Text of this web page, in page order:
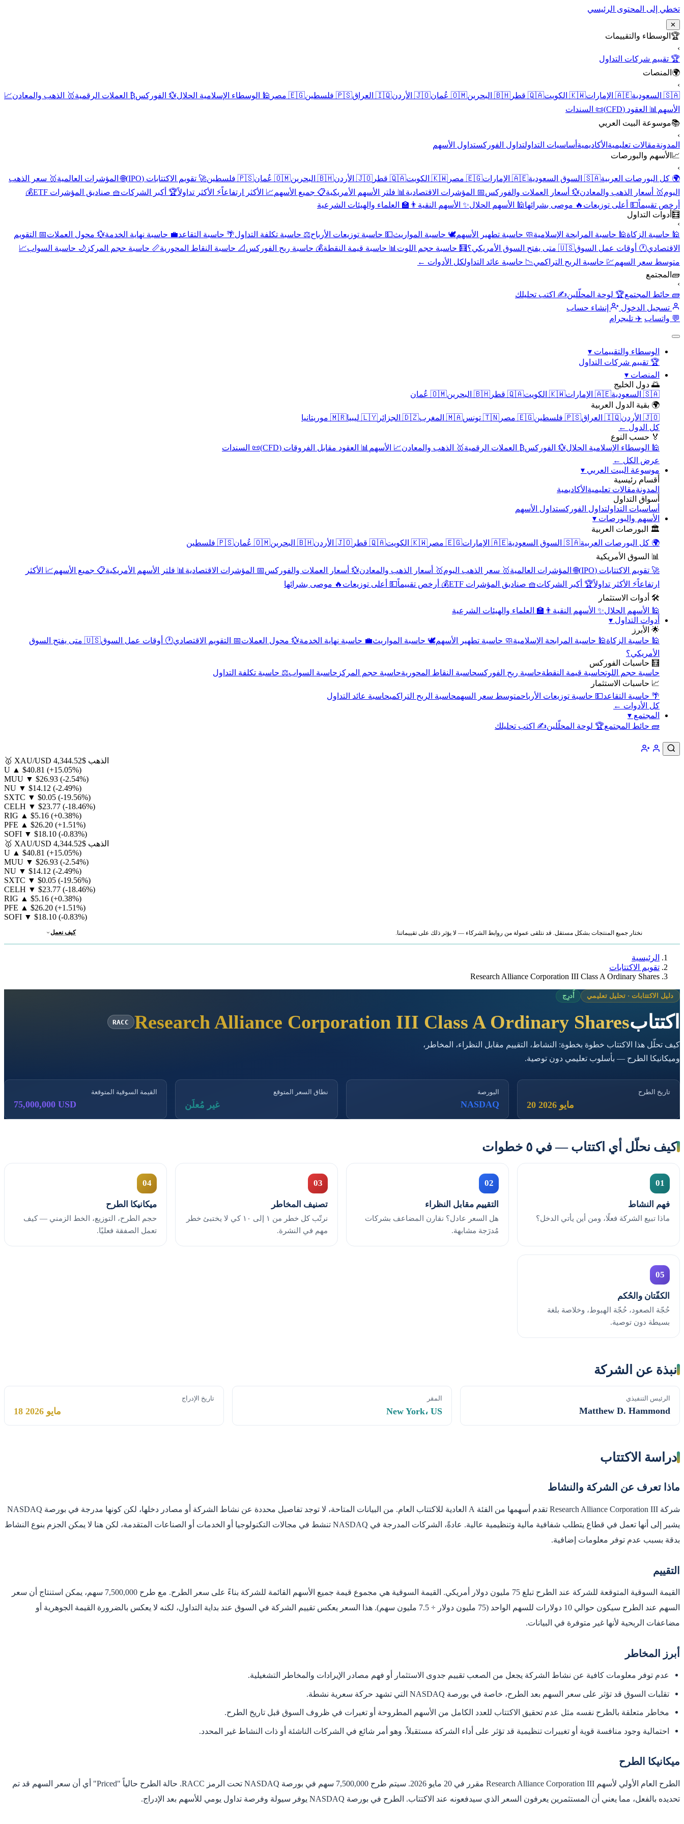
تخطي إلى المحتوى الرئيسي
✕
🏆 الوسطاء والتقييمات
›
🏆 تقييم شركات التداول
🌍 المنصات
›
🇸🇦 السعودية
🇦🇪 الإمارات 🇰🇼 الكويت 🇶🇦 قطر 🇧🇭 البحرين 🇴🇲 عُمان 🇯🇴 الأردن 🇮🇶 العراق 🇵🇸 فلسطين 🇪🇬 مصر 🕌 الوسطاء الإسلامية الحلال💱 الفوركس₿ العملات الرقمية🥇 الذهب والمعادن📈
الأسهم 📊 العقود (CFD)
📜 السندات
📚موسوعة البيت العربي
›
المدونةمقالات تعليمية الأكاديمية أساسيات التداولتداول الفوركستداول الأسهم
📈 الأسهم والبورصات
›
🌍 كل البورصات العربية🇸🇦 السوق السعودية 🇦🇪 الإمارات 🇪🇬 مصر 🇰🇼 الكويت 🇶🇦 قطر 🇯🇴 الأردن 🇧🇭 البحرين 🇴🇲 عُمان 🇵🇸 فلسطين 🚀 تقويم الاكتتابات (IPO) 🌐 المؤشرات العالمية🥇 سعر الذهب
اليوم🥇 أسعار الذهب والمعادن💱 أسعار العملات والفوركس📅 المؤشرات الاقتصادية 📊 فلتر الأسهم الأمريكية📋 جميع الأسهم📈 الأكثر ارتفاعاً⚡ الأكثر تداولاً🏆 أكبر الشركات🧺 صناديق المؤشرات ETF
💰
أرخص تقييماً💵 أعلى توزيعات 🔥 موصى بشرائها🕌 الأسهم الحلال✨ الأسهم النقية 👨‍🏫 العلماء والهيئات الشرعية
🧮 أدوات التداول
›
🕌 حاسبة الزكاة🕌 حاسبة المرابحة الإسلامية🧼 حاسبة تطهير الأسهم🕊️ حاسبة المواريث💵 حاسبة توزيعات الأرباح⚖️ حاسبة تكلفة التداول🌴 حاسبة التقاعد💼 حاسبة نهاية الخدمة💱 محول العملات📅 التقويم
الاقتصادي🕐 أوقات عمل السوق🇺🇸 متى يفتح السوق الأمريكي؟ 🧮 حاسبة حجم اللوت 📊 حاسبة قيمة النقطة💰 حاسبة ربح الفوركس 📐 حاسبة النقاط المحورية📏 حاسبة حجم المركز 🌙 حاسبة السواب📈
متوسط سعر السهم💹 حاسبة الربح التراكمي📉 حاسبة عائد التداولكل الأدوات ←
🧱 المجتمع
›
🧱 حائط المجتمع🏆 لوحة المحلّلين✍️ اكتب تحليلك
تسجيل الدخول
إنشاء حساب
💬 واتساب ✈️ تليجرام
الوسطاء والتقييمات ▾
🏆 تقييم شركات التداول
المنصات ▾
🌅 دول الخليج
🇸🇦 السعودية
🇦🇪 الإمارات 🇰🇼 الكويت 🇶🇦 قطر 🇧🇭 البحرين
🇴🇲 عُمان
🌍 بقية الدول العربية
🇯🇴 الأردن
🇮🇶 العراق 🇵🇸 فلسطين 🇪🇬 مصر 🇹🇳 تونس 🇲🇦 المغرب 🇩🇿 الجزائر 🇱🇾 ليبيا
🇲🇷 موريتانيا
كل الدول ←
🏅 حسب النوع
🕌 الوسطاء الإسلامية الحلال💱 الفوركس₿ العملات الرقمية🥇 الذهب والمعادن📈 الأسهم 📊 العقود مقابل الفروقات (CFD)
📜 السندات
عرض الكل ←
موسوعة البيت العربي ▾
أقسام رئيسية
المدونةمقالات تعليمية الأكاديمية
أسواق التداول
أساسيات التداولتداول الفوركستداول الأسهم
الأسهم والبورصات ▾
🏛️ البورصات العربية
🌍 كل البورصات العربية🇸🇦 السوق السعودية 🇦🇪 الإمارات 🇪🇬 مصر 🇰🇼 الكويت 🇶🇦 قطر 🇯🇴 الأردن 🇧🇭 البحرين 🇴🇲 عُمان
🇵🇸 فلسطين
📊 السوق الأمريكية
🚀 تقويم الاكتتابات (IPO)
🌐 المؤشرات العالمية🥇 سعر الذهب اليوم🥇 أسعار الذهب والمعادن💱 أسعار العملات والفوركس📅 المؤشرات الاقتصادية 📊 فلتر الأسهم الأمريكية📋 جميع الأسهم📈 الأكثر
ارتفاعاً⚡ الأكثر تداولاً🏆 أكبر الشركات🧺 صناديق المؤشرات ETF 💰 أرخص تقييماً💵 أعلى توزيعات 🔥 موصى بشرائها
🛠️ أدوات الاستثمار
🕌 الأسهم الحلال✨ الأسهم النقية 👨‍🏫 العلماء والهيئات الشرعية
أدوات التداول ▾
🌟 الأبرز
🕌 حاسبة الزكاة🕌 حاسبة المرابحة الإسلامية🧼 حاسبة تطهير الأسهم🕊️ حاسبة المواريث💼 حاسبة نهاية الخدمة💱 محول العملات📅 التقويم الاقتصادي🕐 أوقات عمل السوق
🇺🇸 متى يفتح السوق
الأمريكي؟
🧮 حاسبات الفوركس
حاسبة حجم اللوتحاسبة قيمة النقطةحاسبة ربح الفوركسحاسبة النقاط المحوريةحاسبة حجم المركز حاسبة السواب⚖️ حاسبة تكلفة التداول
📈 حاسبات الاستثمار
🌴 حاسبة التقاعد💵 حاسبة توزيعات الأرباحمتوسط سعر السهمحاسبة الربح التراكميحاسبة عائد التداول
كل الأدوات ←
المجتمع ▾
🧱 حائط المجتمع🏆 لوحة المحلّلين✍️ اكتب تحليلك
🥇 XAU/USD الذهب $4,344.52
U ▲ $40.81 (+15.05%)
MUU ▼ $26.93 (-2.54%)
NU ▼ $14.12 (-2.49%)
SXTC ▼ $0.05 (-19.56%)
CELH ▼ $23.77 (-18.46%)
RIG ▲ $5.16 (+0.38%)
PFE ▲ $26.20 (+1.51%)
SOFI ▼ $18.10 (-0.83%)
🥇 XAU/USD الذهب $4,344.52
U ▲ $40.81 (+15.05%)
MUU ▼ $26.93 (-2.54%)
NU ▼ $14.12 (-2.49%)
SXTC ▼ $0.05 (-19.56%)
CELH ▼ $23.77 (-18.46%)
RIG ▲ $5.16 (+0.38%)
PFE ▲ $26.20 (+1.51%)
SOFI ▼ $18.10 (-0.83%)
نختار جميع المنتجات بشكل مستقل. قد نتلقى عمولة من روابط الشركاء — لا يؤثر ذلك على تقييماتنا. كيف نعمل
الرئيسية
تقويم الاكتتابات
Research Alliance Corporation III Class A Ordinary Shares
دليل الاكتتابات · تحليل تعليمي أُدرِج
اكتتابResearch Alliance Corporation III Class A Ordinary Shares
RACC
كيف تحلّل هذا الاكتتاب خطوة بخطوة: النشاط، التقييم مقابل النظراء، المخاطر،
وميكانيكا الطرح — بأسلوب تعليمي دون توصية.
تاريخ الطرح
20 مايو 2026
البورصة
NASDAQ
نطاق السعر المتوقع
غير مُعلَن
القيمة السوقية المتوقعة
75,000,000 USD
كيف نحلّل أي اكتتاب — في ٥ خطوات
01
فهم النشاط
ماذا تبيع الشركة فعلًا، ومن أين يأتي الدخل؟
02
التقييم مقابل النظراء
هل السعر عادل؟ نقارن المضاعف بشركات
مُدرَجة مشابهة.
03
تصنيف المخاطر
نرتّب كل خطر من ١ إلى ١٠ كي لا يختبئ خطر
مهم في النشرة.
04
ميكانيكا الطرح
حجم الطرح، التوزيع، الخط الزمني — كيف
تعمل الصفقة فعليًا.
05
الكفّتان والحُكم
حُجّة الصعود، حُجّة الهبوط، وخلاصة بلغة
بسيطة دون توصية.
نبذة عن الشركة
الرئيس التنفيذي
Matthew D. Hammond
المقر
New York، US
تاريخ الإدراج
18 مايو 2026
دراسة الاكتتاب
ماذا تعرف عن الشركة والنشاط
شركة Research Alliance Corporation III تقدم أسهمها من الفئة A العادية للاكتتاب العام. من البيانات المتاحة، لا توجد تفاصيل محددة عن نشاط الشركة أو مصادر دخلها، لكن كونها مدرجة في بورصة NASDAQ
يشير إلى أنها تعمل في قطاع يتطلب شفافية مالية وتنظيمية عالية. عادةً، الشركات المدرجة في NASDAQ تنشط في مجالات التكنولوجيا أو الخدمات أو الصناعات المتقدمة، لكن هنا لا يمكن الجزم بنوع النشاط
بدقة بسبب عدم توفر معلومات إضافية.
التقييم
القيمة السوقية المتوقعة للشركة عند الطرح تبلغ 75 مليون دولار أمريكي. القيمة السوقية هي مجموع قيمة جميع الأسهم القائمة للشركة بناءً على سعر الطرح. مع طرح 7,500,000 سهم، يمكن استنتاج أن سعر
السهم عند الطرح سيكون حوالي 10 دولارات للسهم الواحد (75 مليون دولار ÷ 7.5 مليون سهم). هذا السعر يعكس تقييم الشركة في السوق عند بداية التداول، لكنه لا يعكس بالضرورة القيمة الجوهرية أو
مضاعفات الربحية لأنها غير متوفرة في البيانات.
أبرز المخاطر
عدم توفر معلومات كافية عن نشاط الشركة يجعل من الصعب تقييم جدوى الاستثمار أو فهم مصادر الإيرادات والمخاطر التشغيلية.
تقلبات السوق قد تؤثر على سعر السهم بعد الطرح، خاصة في بورصة NASDAQ التي تشهد حركة سعرية نشطة.
مخاطر متعلقة بالطرح نفسه مثل عدم تحقيق الاكتتاب للعدد الكامل من الأسهم المطروحة أو تغيرات في ظروف السوق قبل تاريخ الطرح.
احتمالية وجود منافسة قوية أو تغييرات تنظيمية قد تؤثر على أداء الشركة مستقبلاً، وهو أمر شائع في الشركات الناشئة أو ذات النشاط غير المحدد.
ميكانيكا الطرح
الطرح العام الأولي لأسهم Research Alliance Corporation III مقرر في 20 مايو 2026. سيتم طرح 7,500,000 سهم في بورصة NASDAQ تحت الرمز RACC. حالة الطرح حالياً "Priced" أي أن سعر السهم قد تم
تحديده بالفعل، مما يعني أن المستثمرين يعرفون السعر الذي سيدفعونه عند الاكتتاب. الطرح في بورصة NASDAQ يوفر سيولة وفرصة تداول يومي للأسهم بعد الإدراج.